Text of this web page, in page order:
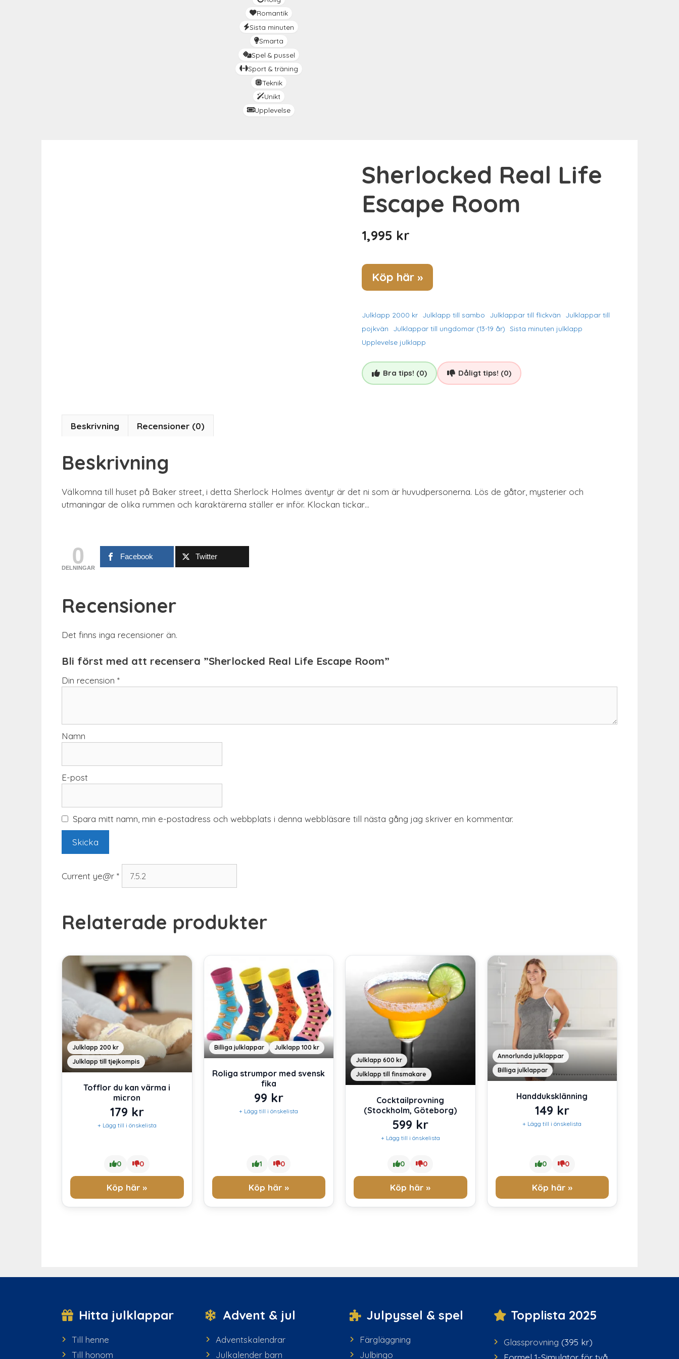
Romantik
Sista minuten
Smarta
Spel & pussel
Sport & träning
Teknik
Unikt
Upplevelse
Sherlocked Real Life
Escape Room
1,995 kr
Köp här »
Julklapp 2000 kr Julklapp till sambo Julklappar till flickvän
Julklappar till
pojkvän
Julklappar till ungdomar (13-19 år) Sista minuten julklapp
Upplevelse julklapp
Bra tips! (0) Dåligt tips! (0)
Beskrivning Recensioner (0)
Beskrivning
Välkomna till huset på Baker street, i detta Sherlock Holmes äventyr är det ni som är huvudpersonerna. Lös de gåtor, mysterier och
utmaningar de olika rummen och karaktärerna ställer er inför. Klockan tickar…
0
DELNINGAR
Facebook Twitter
Recensioner
Det finns inga recensioner än.
Bli först med att recensera ”Sherlocked Real Life Escape Room”
Din recension *
Namn
E-post
Spara mitt namn, min e-postadress och webbplats i denna webbläsare till nästa gång jag skriver en kommentar.
Current ye@r *
Relaterade produkter
Julklapp 200 kr
Julklapp till tjejkompis
Tofflor du kan värma i
micron
179 kr
+ Lägg till i önskelista
0 0
Köp här »
Billiga julklappar Julklapp 100 kr
Roliga strumpor med svensk
fika
99 kr
+ Lägg till i önskelista
1 0
Köp här »
Julklapp 600 kr
Julklapp till finsmakare
Cocktailprovning
(Stockholm, Göteborg)
599 kr
+ Lägg till i önskelista
0 0
Köp här »
Annorlunda julklappar
Billiga julklappar
Handduksklänning
149 kr
+ Lägg till i önskelista
0 0
Köp här »
Hitta julklappar
Till henne
Till honom
Advent & jul
Adventskalendrar
Julkalender barn
Julpyssel & spel
Färgläggning
Julbingo
Topplista 2025
Glassprovning (395 kr)